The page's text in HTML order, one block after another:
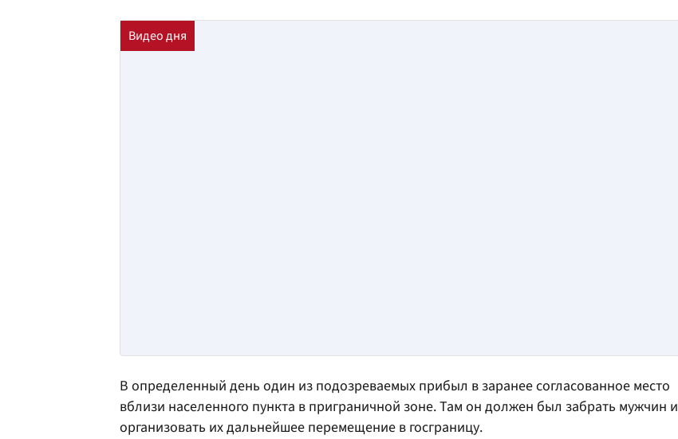
В определенный день один из подозреваемых прибыл в заранее согласованное место
вблизи населенного пункта в приграничной зоне. Там он должен был забрать мужчин и
организовать их дальнейшее перемещение в госграницу.